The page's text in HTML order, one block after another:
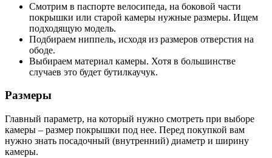
Смотрим в паспорте велосипеда, на боковой части
покрышки или старой камеры нужные размеры. Ищем
подходящую модель.
Подбираем ниппель, исходя из размеров отверстия на
ободе.
Выбираем материал камеры. Хотя в большинстве
случаев это будет бутилкаучук.
Размеры
Главный параметр, на который нужно смотреть при выборе
камеры – размер покрышки под нее. Перед покупкой вам
нужно знать посадочный (внутренний) диаметр и ширину
камеры.